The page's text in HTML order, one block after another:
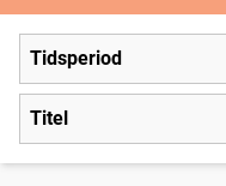
Tidsperiod
Titel